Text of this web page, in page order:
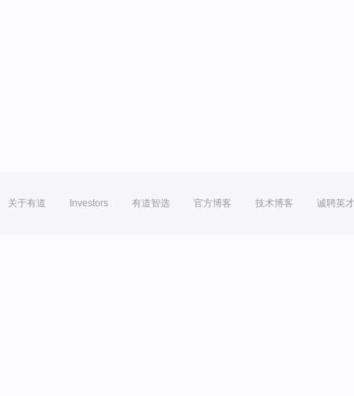
关于有道 Investors 有道智选 官方博客 技术博客 诚聘英才